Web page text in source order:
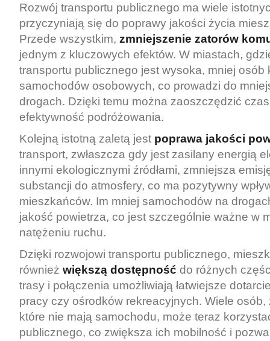
Rozwój transportu publicznego ma wiele
przyczyniają się do poprawy jakości życia
Przede wszystkim, zmniejszenie zatorów
jednym z kluczowych efektów. W miastach,
transportu publicznego jest wysoka, mniej osób
samochodów osobowych, co prowadzi do
drogach. Dzięki temu można zaoszczędzić
efektywność podróżowania.
Kolejną istotną zaletą jest poprawa jakości
transport, zwłaszcza gdy jest zasilany energią
innymi ekologicznymi źródłami, zmniejsza
substancji do atmosfery, co ma pozytywny
mieszkańców. Im mniej samochodów na
jakość powietrza, co jest szczególnie ważne w
natężeniu ruchu.
Dzięki rozwojowi transportu publicznego,
również większą dostępność do różnych
trasy i połączenia umożliwiają łatwiejsze
pracy czy ośrodków rekreacyjnych. Wiele osób,
które nie mają samochodu, może teraz
publicznego, co zwiększa ich mobilność i